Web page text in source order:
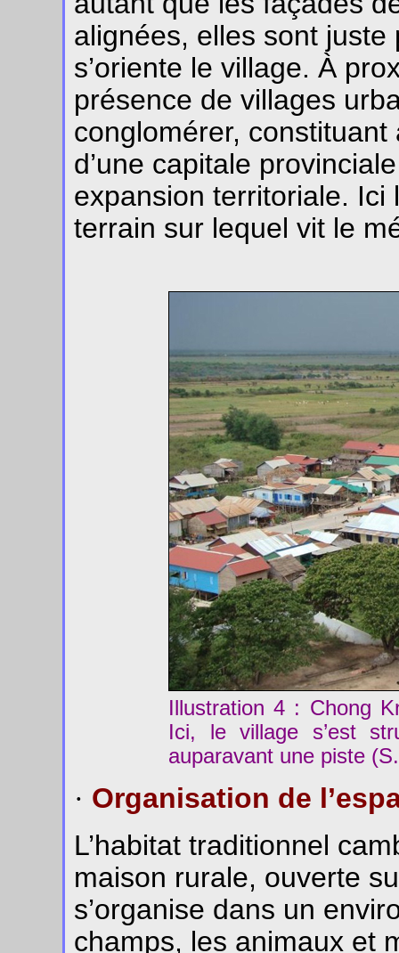
alignées, elles sont juste
s’oriente le village. À
présence de villages
conglomérer,
d’une capitale
expansion territoriale.
terrain sur lequel vit le
Illustration 4 : Chong
Ici, le village s’est
auparavant une piste
· Organisation de
L’habitat traditionnel
maison rurale, ouverte
s’organise dans un
champs, les animaux et